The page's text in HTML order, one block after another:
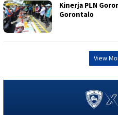
Kinerja PLN
Gorontalo
View